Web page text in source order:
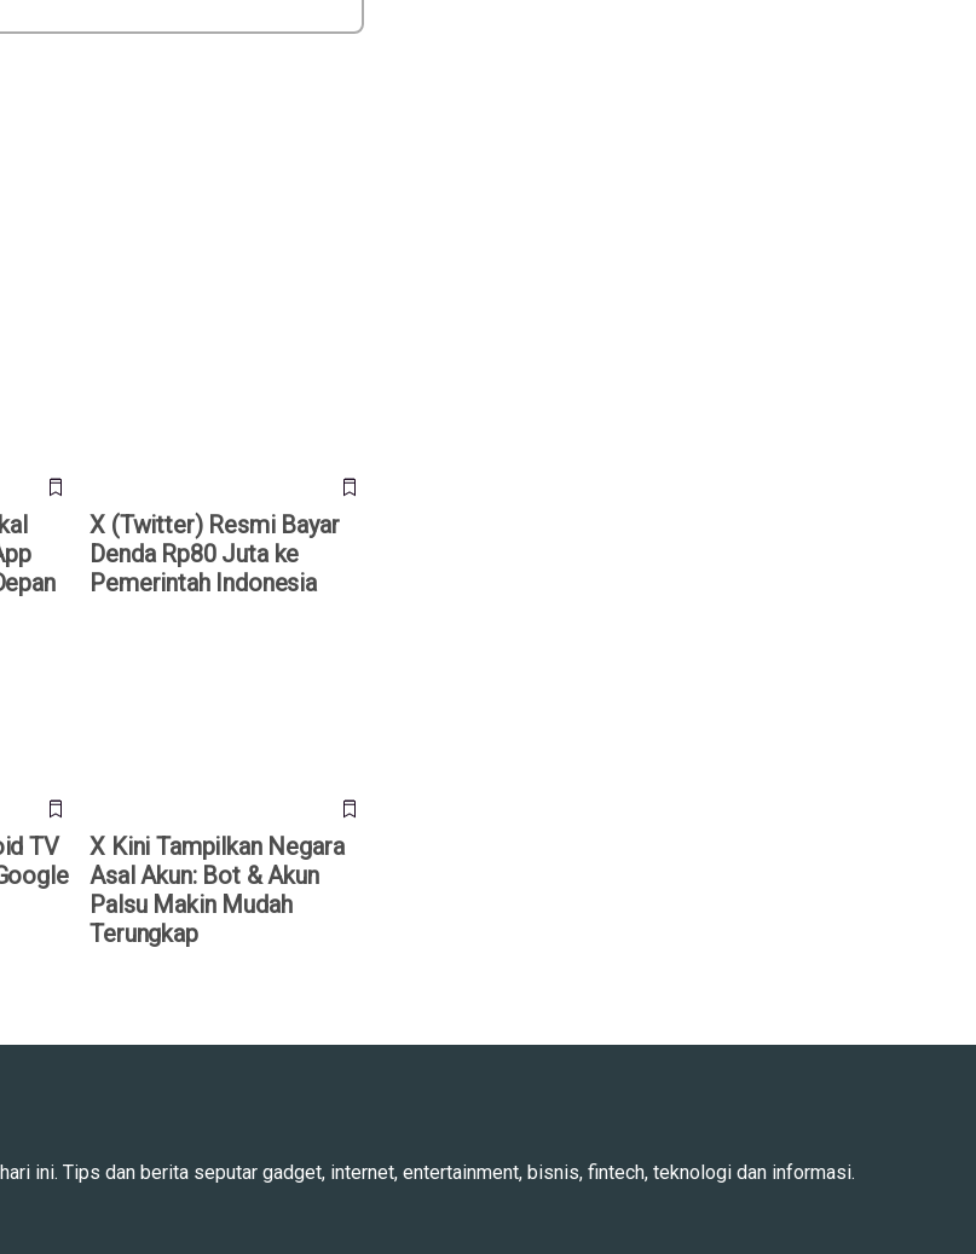
X (Twitter) Resmi Bayar
Denda Rp80 Juta ke
Pemerintah Indonesia
TV
X Kini Tampilkan Negara
Asal Akun: Bot & Akun
Palsu Makin Mudah
Terungkap
ini. Tips dan berita seputar gadget, internet, entertainment, bisnis, fintech, teknologi dan informasi.